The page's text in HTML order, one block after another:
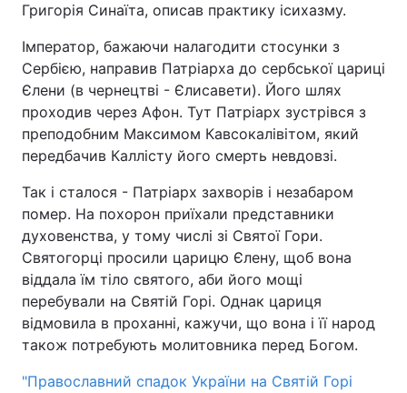
Григорія Синаїта, описав практику ісихазму.
Імператор, бажаючи налагодити стосунки з
Сербією, направив Патріарха до сербської цариці
Єлени (в чернецтві - Єлисавети). Його шлях
проходив через Афон. Тут Патріарх зустрівся з
преподобним Максимом Кавсокалівітом, який
передбачив Каллісту його смерть невдовзі.
Так і сталося - Патріарх захворів і незабаром
помер. На похорон приїхали представники
духовенства, у тому числі зі Святої Гори.
Святогорці просили царицю Єлену, щоб вона
віддала їм тіло святого, аби його мощі
перебували на Святій Горі. Однак цариця
відмовила в проханні, кажучи, що вона і її народ
також потребують молитовника перед Богом.
"Православний спадок України на Святій Горі